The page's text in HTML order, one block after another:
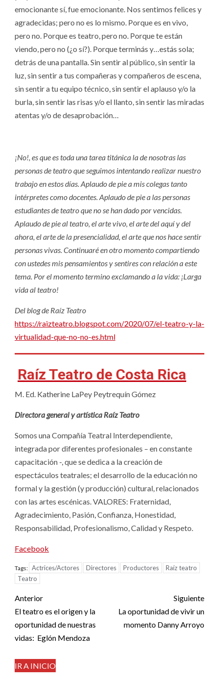
emocionante sí, fue emocionante. Nos sentimos felices y
agradecidas; pero no es lo mismo. Porque es en vivo,
pero no. Porque es teatro, pero no. Porque te están
viendo, pero no (¿o sí?). Porque terminás y…estás sola;
detrás de una pantalla. Sin sentir al público, sin sentir la
luz, sin sentir a tus compañeras y compañeros de escena,
sin sentir a tu equipo técnico, sin sentir el aplauso y/o la
burla, sin sentir las risas y/o el llanto, sin sentir las miradas
atentas y/o de desaprobación…
¡No!, es que es toda una tarea titánica la de nosotras las
personas de teatro que seguimos intentando realizar nuestro
trabajo en estos días. Aplaudo de pie a mis colegas tanto
intérpretes como docentes. Aplaudo de pie a las personas
estudiantes de teatro que no se han dado por vencidas.
Aplaudo de pie al teatro, el arte vivo, el arte del aquí y del
ahora, el arte de la presencialidad, el arte que nos hace sentir
personas vivas. Continuaré en otro momento compartiendo
con ustedes mis pensamientos y sentires con relación a este
tema. Por el momento termino exclamando a la vida: ¡Larga
vida al teatro!
Del blog de Raíz Teatro
https://raizteatro.blogspot.com/2020/07/el-teatro-y-la-
virtualidad-que-no-no-es.html
Raíz Teatro de Costa Rica
M. Ed. Katherine LaPey Peytrequín Gómez
Directora general y artística Raíz Teatro
Somos una Compañía Teatral Interdependiente,
integrada por diferentes profesionales – en constante
capacitación -, que se dedica a la creación de
espectáculos teatrales; el desarrollo de la educación no
formal y la gestión (y producción) cultural, relacionados
con las artes escénicas. VALORES: Fraternidad,
Agradecimiento, Pasión, Confianza, Honestidad,
Responsabilidad, Profesionalismo, Calidad y Respeto.
Facebook
Tags: Actrices/Actores Directores Productores
Raíz teatro
Teatro
Post
navigation
Anterior
El teatro es el origen y la
oportunidad de nuestras
vidas: Eglón Mendoza
Siguiente
La oportunidad de vivir un
momento Danny Arroyo
IR A INICIO